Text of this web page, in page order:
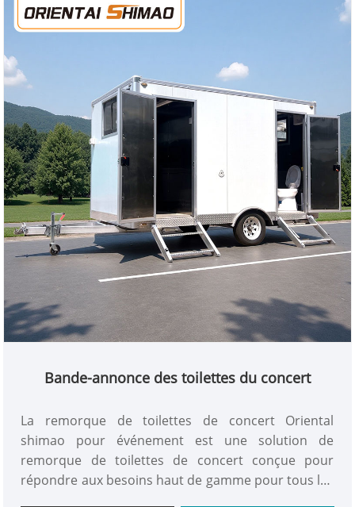
Bande-annonce des toilettes du concert
La remorque de toilettes de concert Oriental
shimao pour événement est une solution de
remorque de toilettes de concert conçue pour
répondre aux besoins haut de gamme pour tous les